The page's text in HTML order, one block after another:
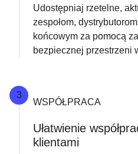
Udostępniaj rzetelne,
zespołom,
końcowym za pomocą
bezpiecznej przestrzeni
WSPÓŁPRACA
Ułatwienie
klientami
3